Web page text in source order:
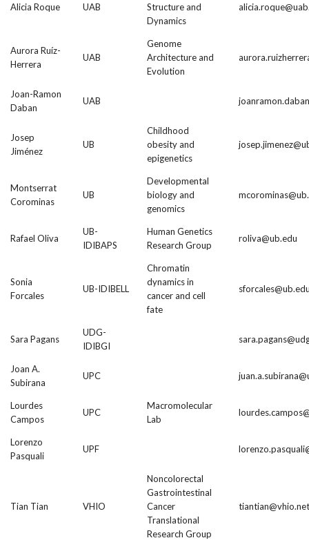
Alicia Roque UAB
Structure and
Dynamics
Aurora Ruíz-
Herrera
UAB
Genome
Architecture and
Evolution
Joan-Ramon
Daban
UAB
Josep
Jiménez
UB
Childhood
obesity and
epigenetics
Montserrat
Corominas
UB
Developmental
biology and
genomics
Rafael Oliva
UB-
IDIBAPS
Human Genetics
Research Group
roliva@ub.edu
Sonia
Forcales
UB-IDIBELL
Chromatin
dynamics in
cancer and cell
fate
Sara Pagans
UDG-
IDIBGI
Joan A.
Subirana
UPC
Lourdes
Campos
UPC
Macromolecular
Lab
Lorenzo
Pasquali
UPF
Tian Tian VHIO
Noncolorectal
Gastrointestinal
Cancer
Translational
Research Group
tiantian@vhio.net